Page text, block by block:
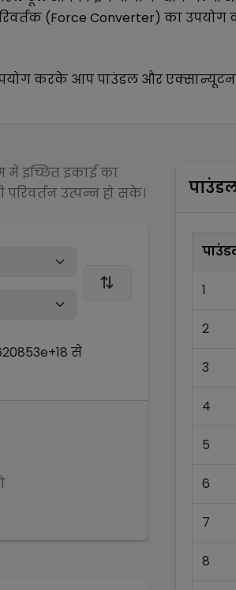
(Force Converter) का उपयोग
करके आपपाउंडल औरएक्सान्यूटन
इच्छित इकाई का
उत्पन्न हो सके।
से
1
2
3
4
5
6
7
8